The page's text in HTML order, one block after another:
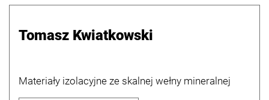
Tomasz Kwiatkowski
Materiały izolacyjne ze skalnej wełny mineralnej